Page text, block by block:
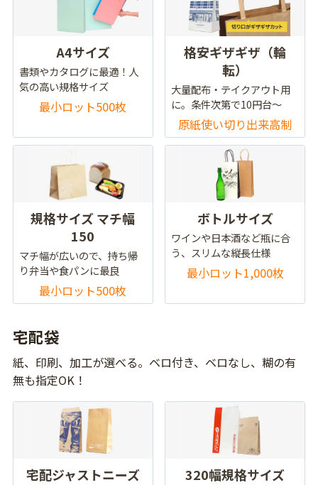
A4サイズ
書類やカタログに最適！人
気の高い規格サイズ
最小ロット500枚
格安ギザギザ（輪
転）
大量配布・テイクアウト用
に。条件次第で10円台～
原紙使い切り出来高制
規格サイズ マチ幅
150
マチ幅が広いので、持ち帰
り弁当や食パンに最良
最小ロット500枚
ボトルサイズ
ワインや日本酒など瓶に合
う、スリムな縦長仕様
最小ロット1,000枚
宅配袋
紙、印刷、加工が選べる。ベロ付き、ベロなし、糊の有
無も指定OK！
宅配ジャストニーズ 320幅規格サイズ